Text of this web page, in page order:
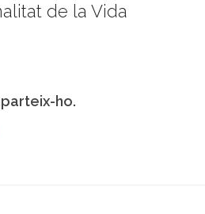
de la Vida
ho.